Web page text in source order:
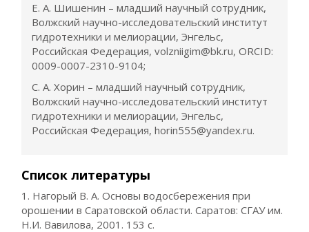
Е. А. Шишенин – младший научный сотрудник,
Волжский научно-исследовательский институт
гидротехники и мелиорации, Энгельс,
Российская Федерация, volzniigim@bk.ru, ORCID:
0009-0007-2310-9104;
С. А. Хорин – младший научный сотрудник,
Волжский научно-исследовательский институт
гидротехники и мелиорации, Энгельс,
Российская Федерация, horin555@yandex.ru.
Список литературы
1. Нагорый В. А. Основы водосбережения при
орошении в Саратовской области. Саратов: СГАУ им.
Н.И. Вавилова, 2001. 153 с.